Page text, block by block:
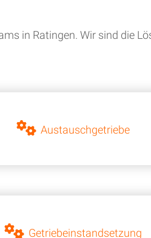
in Ratingen. Wir sind die
Austauschgetriebe
Getriebeinstandsetzung